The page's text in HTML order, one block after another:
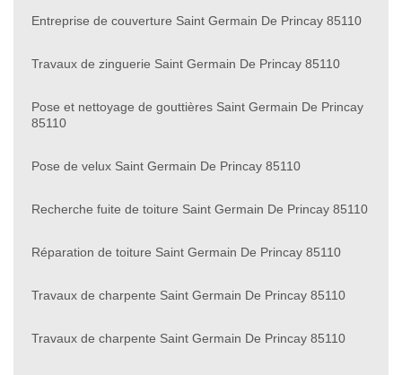
Entreprise de couverture Saint Germain De Princay 85110
Travaux de zinguerie Saint Germain De Princay 85110
Pose et nettoyage de gouttières Saint Germain De Princay
85110
Pose de velux Saint Germain De Princay 85110
Recherche fuite de toiture Saint Germain De Princay 85110
Réparation de toiture Saint Germain De Princay 85110
Travaux de charpente Saint Germain De Princay 85110
Travaux de charpente Saint Germain De Princay 85110